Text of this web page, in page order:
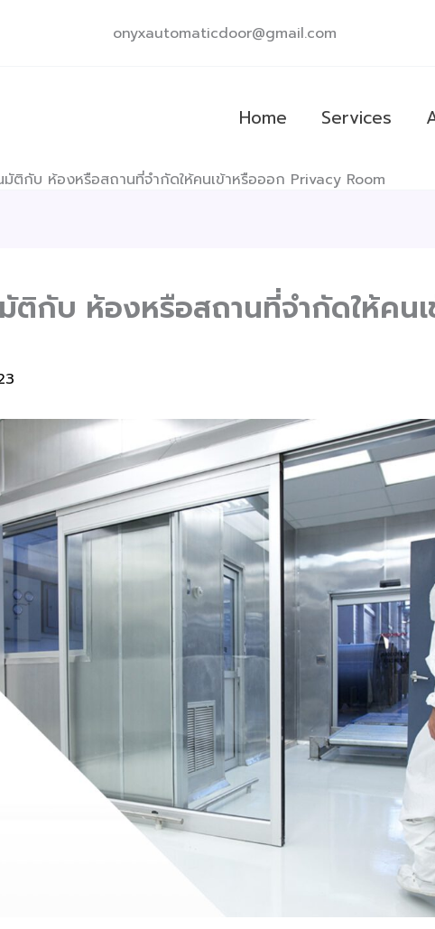
onyxautomaticdoor@gmail.com
Home Services
มัติกับ ห้องหรือสถานที่จำกัดให้คนเข้าหรือออก Privacy Room
มัติกับ ห้องหรือสถานที่จำกัดให้คน